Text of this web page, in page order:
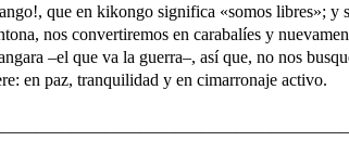
que en kikongo significa «somos libres»; y
nos convertiremos en carabalíes y
–el que va la guerra–, así que, no nos
en paz, tranquilidad y en cimarronaje activo.